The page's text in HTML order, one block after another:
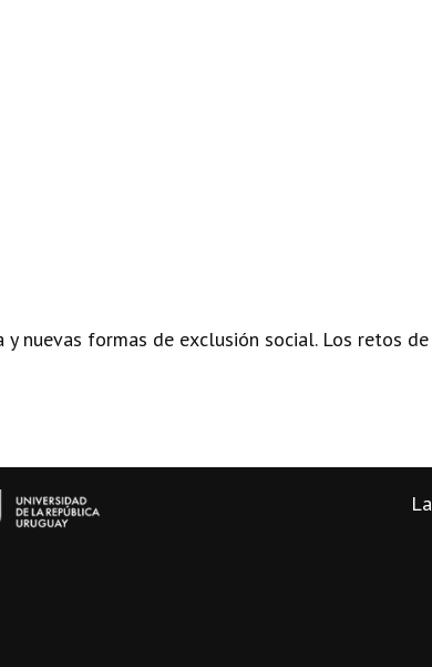
y nuevas formas de exclusión social. Los retos